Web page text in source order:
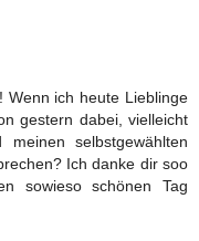
Wenn ich heute Lieblinge
gestern dabei, vielleicht
selbstgewählten
Ich danke dir soo
sowieso schönen Tag